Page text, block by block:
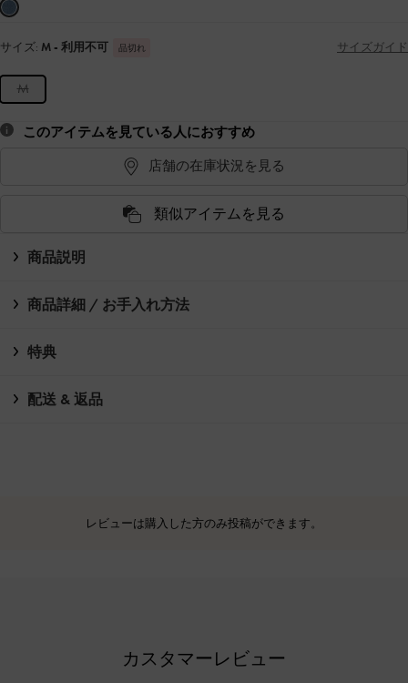
サイズ: M - 利用不可 品切れ サイズガイド
M
このアイテムを見ている人におすすめ
店舗の在庫状況を見る
類似アイテムを見る
商品説明
商品詳細 / お手入れ方法
特典
配送 & 返品
レビューは購入した方のみ投稿ができます。
カスタマーレビュー